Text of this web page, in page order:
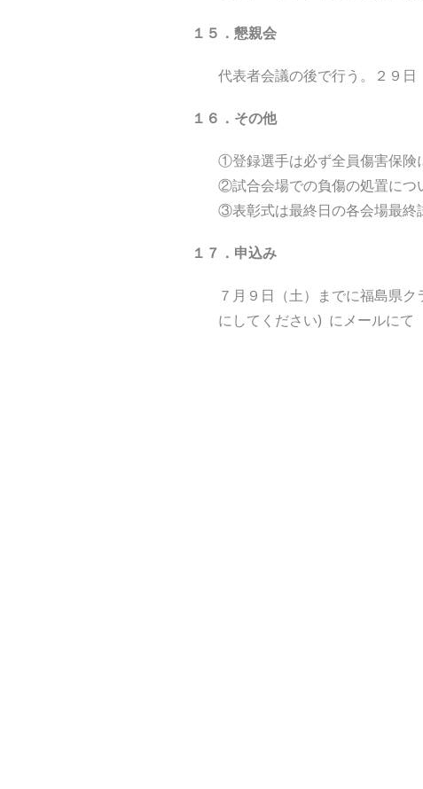
１５．懇親会
代表者会議の後で行う。２９
１６．その他
①登録選手は必ず全員傷害保険
②試合会場での負傷の処置につ
③表彰式は最終日の各会場最終
１７．申込み
７月９日（土）までに福島県
にしてください) にメールにて